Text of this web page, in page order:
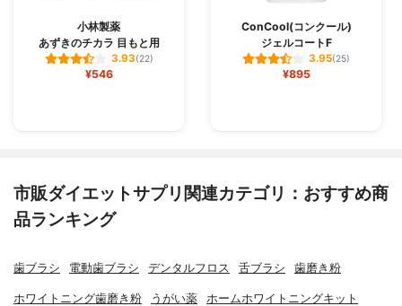
小林製薬
あずきのチカラ 目もと用
3.93(22)
¥546
ConCool(コンクール)
ジェルコートF
3.95(25)
¥895
市販ダイエットサプリ関連カテゴリ：おすすめ商
品ランキング
歯ブラシ 電動歯ブラシ デンタルフロス 舌ブラシ 歯磨き粉
ホワイトニング歯磨き粉 うがい薬 ホームホワイトニングキット